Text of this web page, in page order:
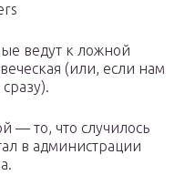
ведут к ложной
(или, если нам
— то, что случилось
в администрации